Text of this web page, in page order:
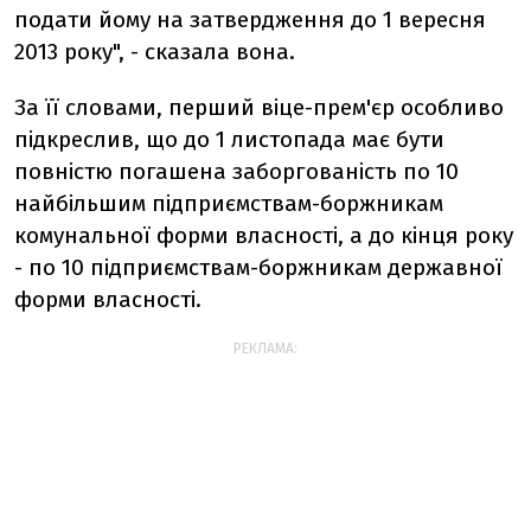
подати йому на затвердження до 1 вересня
2013 року", - сказала вона.
За її словами, перший віце-прем'єр особливо
підкреслив, що до 1 листопада має бути
повністю погашена заборгованість по 10
найбільшим підприємствам-боржникам
комунальної форми власності, а до кінця року
- по 10 підприємствам-боржникам державної
форми власності.
РЕКЛАМА: